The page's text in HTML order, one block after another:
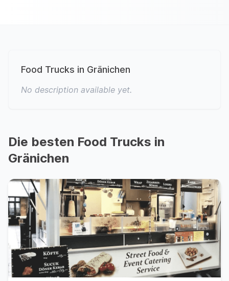
Food Trucks in Gränichen
No description available yet.
Die besten Food Trucks in
Gränichen